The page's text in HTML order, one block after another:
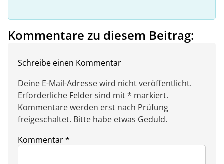
Kommentare zu diesem Beitrag:
Schreibe einen Kommentar
Deine E-Mail-Adresse wird nicht veröffentlicht.
Erforderliche Felder sind mit * markiert.
Kommentare werden erst nach Prüfung
freigeschaltet. Bitte habe etwas Geduld.
Kommentar*